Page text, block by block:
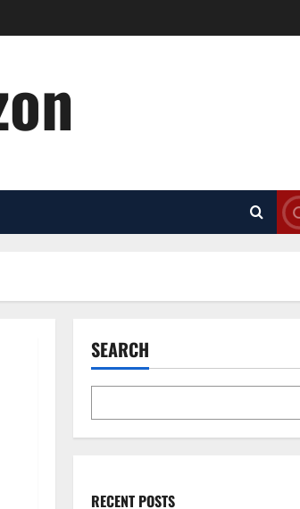
SEARCH
RECENT POSTS